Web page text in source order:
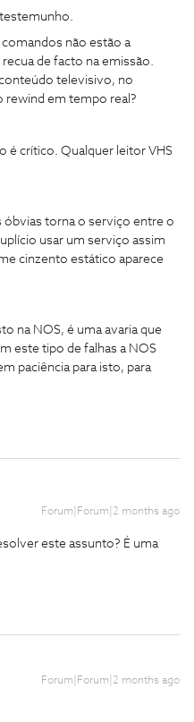
não estão a
de facto na emissão.
televisivo, no
em tempo real?
é crítico. Qualquer leitor VHS
óbvias torna o serviço entre o
usar um serviço assim
cinzento estático aparece
na NOS, é uma avaria que
este tipo de falhas a NOS
paciência para isto, para
Forum|Forum|2 months ago
este assunto? É uma
Forum|Forum|2 months ago